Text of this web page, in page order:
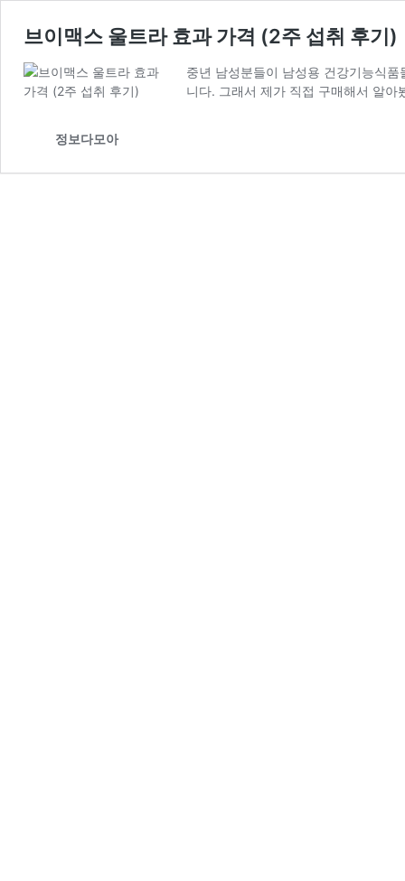
브이맥스 울트라 효과 가격 (2주 섭취 후기)
중년 남성분들이 남성용 건강기능식
니다. 그래서 제가 직접 구매해서 알
정보다모아